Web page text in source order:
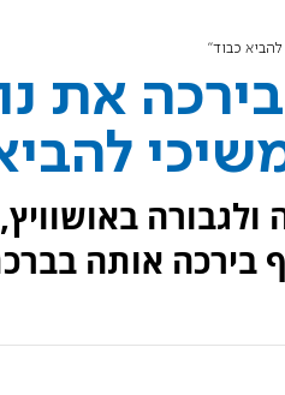
כבוד"
את
ולגבורה
בירכה אותה